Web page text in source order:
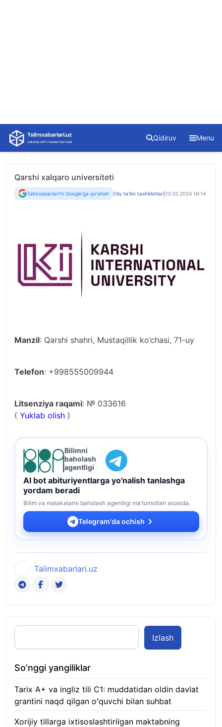
Skip
content
Qidiruv Menu
Qarshi xalqaro universiteti
Talimxabarlari'ni Google'ga qo'shish Oliy ta'lim tashkilotlari 10.02.2024 16:14
Manzil: Qarshi shahri, Mustaqillik ko’chasi, 71-uy
Telefon: +998555009944
Litsenziya raqami: № 033616
( Yuklab olish )
Bilimni
baholash
agentligi
AI bot abituriyentlarga yo'nalish tanlashga
yordam beradi
Bilim va malakalarni baholash agentligi ma'lumotlari asosida.
Telegram'da ochish
Talimxabarlari.uz
Izlash
So’nggi yangiliklar
Tarix A+ va ingliz tili C1: muddatidan oldin davlat
grantini naqd qilgan oʻquvchi bilan suhbat
Xorijiy tillarga ixtisoslashtirilgan maktabning